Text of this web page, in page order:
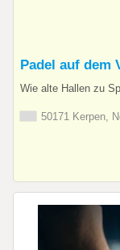
Padel auf dem
Wie alte Hallen zu
50171 Kerpen,